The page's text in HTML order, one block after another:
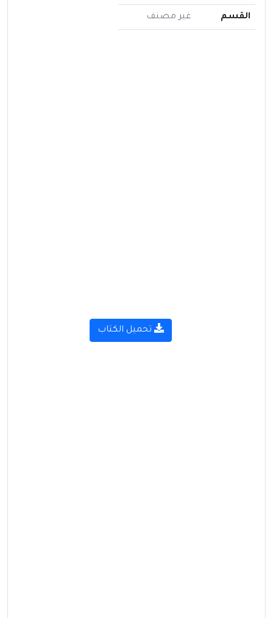
القسم غير مصنف
تحميل الكتاب